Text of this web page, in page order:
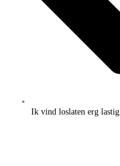
Ik vind loslaten erg lastig